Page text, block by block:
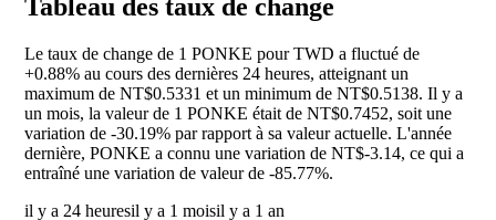
Tableau des taux de change
Le taux de change de 1 PONKE pour TWD a fluctué de
+0.88% au cours des dernières 24 heures, atteignant un
maximum de NT$0.5331 et un minimum de NT$0.5138. Il y a
un mois, la valeur de 1 PONKE était de NT$0.7452, soit une
variation de -30.19% par rapport à sa valeur actuelle. L'année
dernière, PONKE a connu une variation de NT$-3.14, ce qui a
entraîné une variation de valeur de -85.77%.
il y a 24 heuresil y a 1 moisil y a 1 an